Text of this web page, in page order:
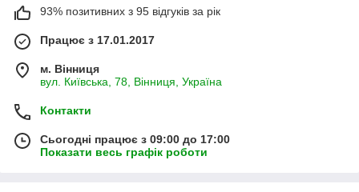
93% позитивних з 95 відгуків за рік
Працює з 17.01.2017
м. Вінниця
вул. Київська, 78, Вінниця, Україна
Контакти
Сьогодні працює з 09:00 до 17:00
Показати весь графік роботи